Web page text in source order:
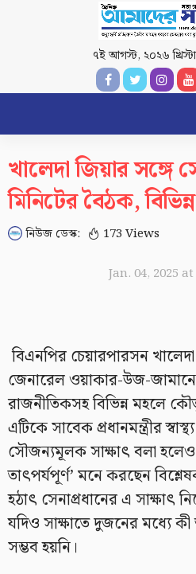
৭ই আগস্ট, ২০২৬
খালেদা জিয়ার সঙ্গে
মিনিটের বৈঠক,
নিউজ ডেস্ক: 173 Views
Jan. 04, 2025
বিএনপির চেয়ারপারসন
জেনারেল ওয়াকার-উজ-
রাজনীতিকসহ বিভিন্ন মহলে
এটিকে সাবেক প্রধানমন্ত্রীর
সৌজন্যমূলক সাক্ষাৎ বলা হলেও
তাৎপর্যপূর্ণ’ মনে করছেন
হঠাৎ সেনাপ্রধানের এ সাক্ষাৎ
যদিও সাক্ষাতে দুজনের মধ্যে
সম্ভব হয়নি।